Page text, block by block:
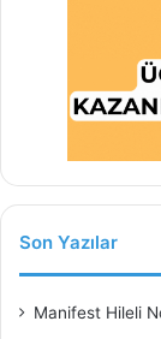
Son Yazılar
Manifest Hileli